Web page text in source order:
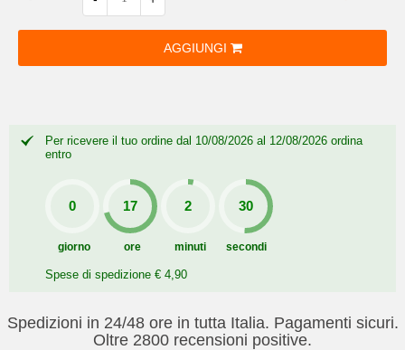
AGGIUNGI
Per ricevere il tuo ordine dal 10/08/2026 al 12/08/2026 ordina
entro
giorno ore minuti secondi
Spese di spedizione € 4,90
Spedizioni in 24/48 ore in tutta Italia. Pagamenti sicuri.
Oltre 2800 recensioni positive.